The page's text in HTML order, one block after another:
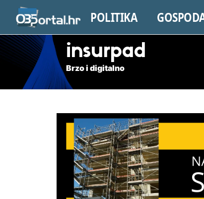
POLITIKA
insurpad
Brzo i digitalno